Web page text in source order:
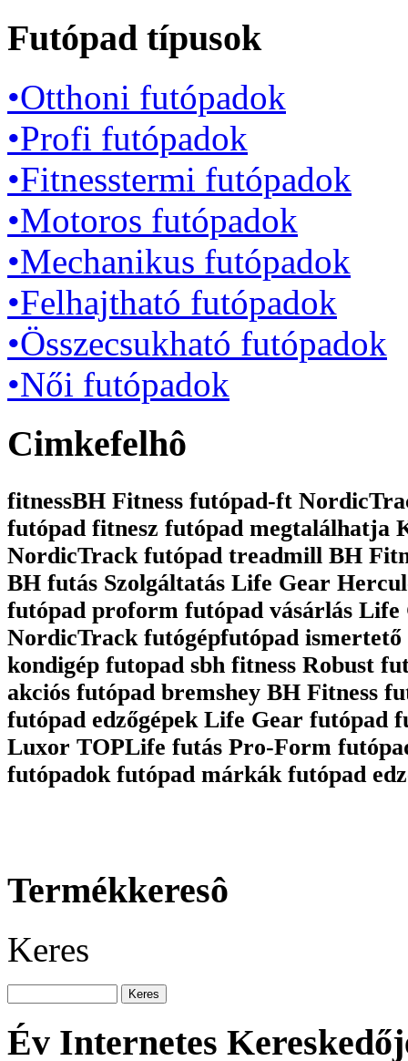
Futópad típusok
•Otthoni futópadok
•Profi futópadok
•Fitnesstermi futópadok
•Motoros futópadok
•Mechanikus futópadok
•Felhajtható futópadok
•Összecsukható futópadok
•Női futópadok
Cimkefelhô
fitnessBH Fitness futópad-ft
futópad fitnesz futópad megtalálhatja
NordicTrack futópad treadmill BH
BH futás Szolgáltatás Life Gear
futópad proform futópad vásárlás
NordicTrack futógépfutópad
kondigép futopad sbh fitness Robust
akciós futópad bremshey BH Fitness
futópad edzőgépek Life Gear futópad
Luxor TOPLife futás Pro-Form
futópadok futópad márkák futópad
Termékkeresô
Keres
Év Internetes